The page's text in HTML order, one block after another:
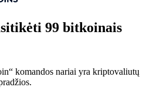
99 bitkoinais
komandos nariai yra kriptovaliutų